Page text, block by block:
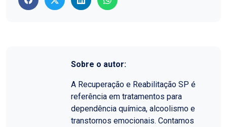
Sobre o autor:
A Recuperação e Reabilitação SP é
referência em tratamentos para
dependência química, alcoolismo e
transtornos emocionais. Contamos